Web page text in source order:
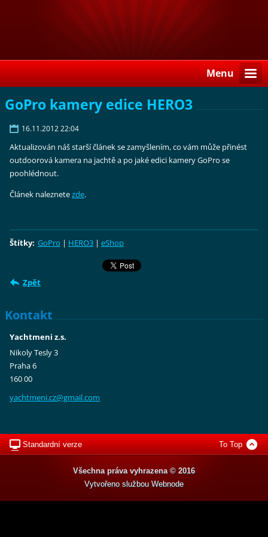
Menu
GoPro kamery edice HERO3
16.11.2012 22:04
Aktualizován náš starší článek se zamyšlením, co vám může přinést
outdoorová kamera na jachtě a po jaké edici kamery GoPro se
poohlédnout.
Článek naleznetezde.
Štítky: GoPro | HERO3 | eShop
Zpět
Kontakt
Yachtmeni z.s.
Nikoly Tesly 3
Praha 6
160 00
yachtmeni.cz@gmail.com
Standardní verze To Top
Všechna práva vyhrazena © 2016
Vytvořeno službou Webnode